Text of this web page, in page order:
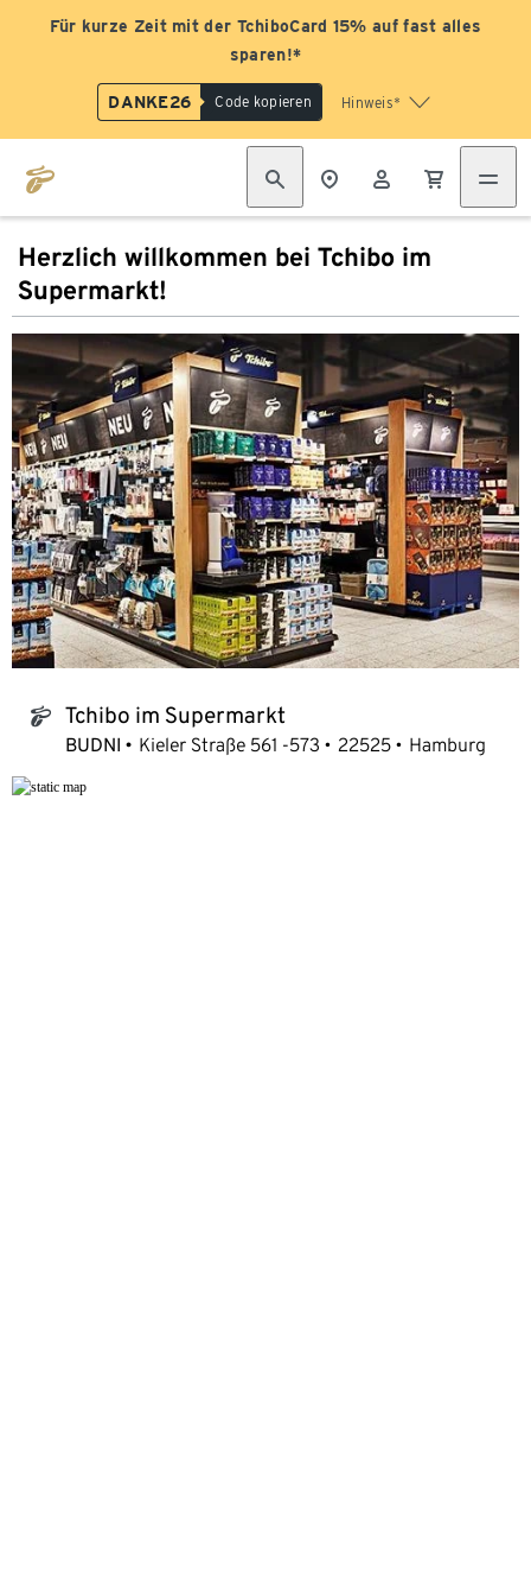
Für kurze Zeit mit der TchiboCard 15% auf fast alles
sparen!*
DANKE26 Code kopieren Hinweis*
Herzlich willkommen bei Tchibo im
Supermarkt!
tchibo_logo Tchibo im Supermarkt
BUDNI Kieler Straße 561 -573 22525 Hamburg